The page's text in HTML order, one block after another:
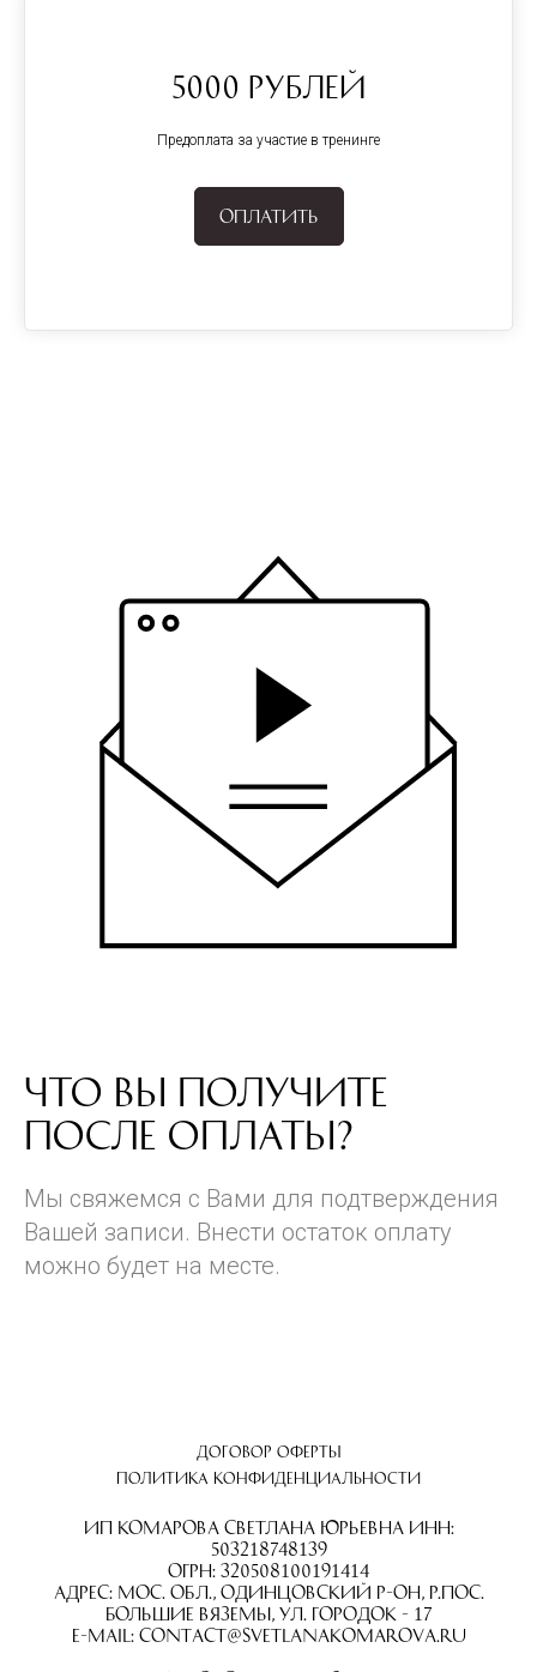
5000 рублей
Предоплата за участие в тренинге
Оплатить
Что вы получите
после оплаты?
Мы свяжемся с Вами для подтверждения
Вашей записи. Внести остаток оплату
можно будет на месте.
Договор оферты
Политика конфиденциальности
ИП Комарова Светлана Юрьевна ИНН:
503218748139
ОГРН: 320508100191414
Адрес: Мос. обл., Одинцовский р-он, р.пос.
Большие Вяземы, ул. Городок - 17
E-mail: contact@svetlanakomarova.ru